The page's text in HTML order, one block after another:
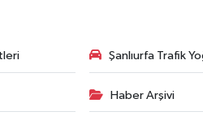
Şanlıurfa Trafik
Haber Arşivi